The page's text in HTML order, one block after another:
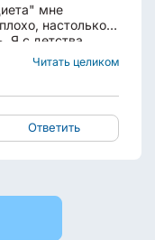
мне
настолько в
Я с детства
этот продукт
я выпивала
Читать целиком
Ответить